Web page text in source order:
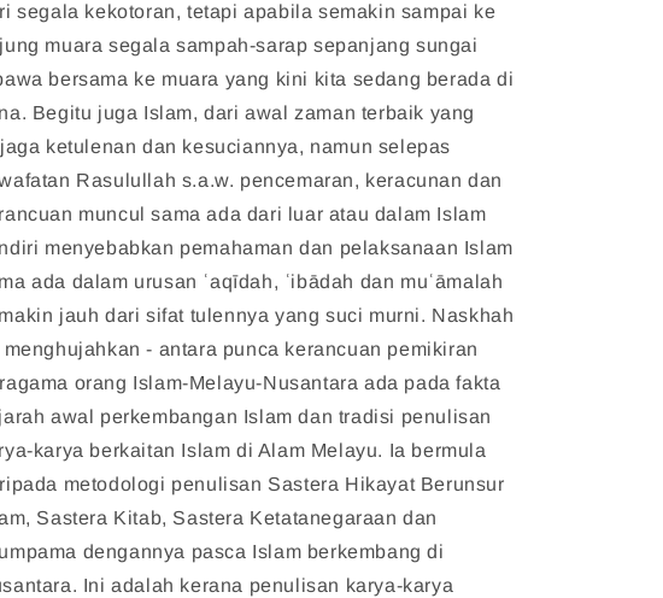
segala kekotoran, tetapi apabila semakin sampai ke
muara segala sampah-sarap sepanjang sungai
bersama ke muara yang kini kita sedang berada di
Begitu juga Islam, dari awal zaman terbaik yang
ketulenan dan kesuciannya, namun selepas
Rasulullah s.a.w. pencemaran, keracunan dan
muncul sama ada dari luar atau dalam Islam
menyebabkan pemahaman dan pelaksanaan Islam
ada dalam urusan ʿaqīdah, ʿibādah dan muʿāmalah
jauh dari sifat tulennya yang suci murni. Naskhah
- antara punca kerancuan pemikiran
orang Islam-Melayu-Nusantara ada pada fakta
awal perkembangan Islam dan tradisi penulisan
karya berkaitan Islam di Alam Melayu. Ia bermula
metodologi penulisan Sastera Hikayat Berunsur
Sastera Kitab, Sastera Ketatanegaraan dan
dengannya pasca Islam berkembang di
Ini adalah kerana penulisan karya-karya